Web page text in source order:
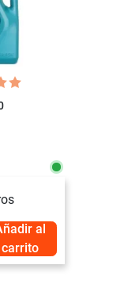
al
carrito